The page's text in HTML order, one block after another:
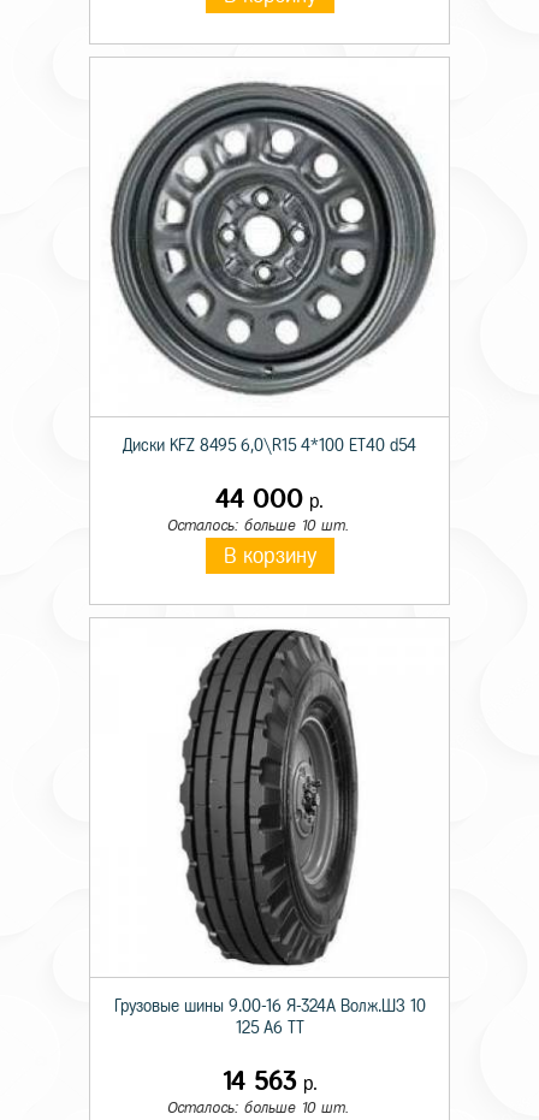
Диски KFZ 8495 6,0\R15 4*100 ET40 d54
44 000 р.
Осталось: больше 10 шт.
В корзину
Грузовые шины 9.00-16 Я-324А Волж.ШЗ 10
125 A6 TT
14 563р.
Осталось: больше 10 шт.